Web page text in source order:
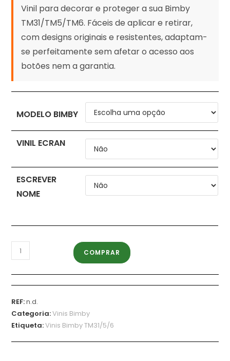
Vinil para decorar e proteger a sua Bimby
TM31/TM5/TM6. Fáceis de aplicar e retirar,
com designs originais e resistentes, adaptam-
se perfeitamente sem afetar o acesso aos
botões nem a garantia.
MODELO BIMBY
VINIL ECRAN
ESCREVER
NOME
COMPRAR
REF:n.d.
Categoria:Vinis Bimby
Etiqueta:Vinis Bimby TM31/5/6